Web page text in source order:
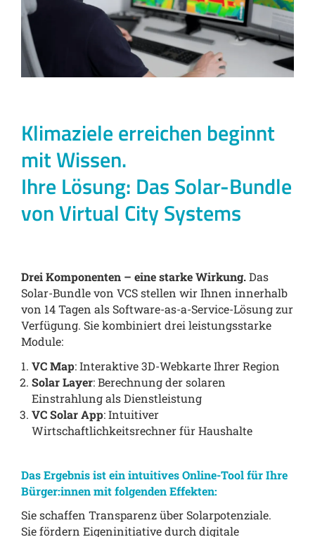
Klimaziele erreichen beginnt
mit Wissen.
Ihre Lösung: Das Solar-Bundle
von Virtual City Systems
Drei Komponenten – eine starke Wirkung.Das
Solar-Bundle von VCS stellen wir Ihnen innerhalb
von 14 Tagen als Software-as-a-Service-Lösung zur
Verfügung. Sie kombiniert drei leistungsstarke
Module:
VC Map: Interaktive 3D-Webkarte Ihrer Region
Solar Layer: Berechnung der solaren
Einstrahlung als Dienstleistung
VC Solar App: Intuitiver
Wirtschaftlichkeitsrechner für Haushalte
Das Ergebnis ist ein intuitives Online-Tool für Ihre
Bürger:innen mit folgenden Effekten:
Sie schaffen Transparenz über Solarpotenziale.
Sie fördern Eigeninitiative durch digitale